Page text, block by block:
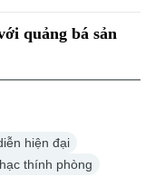
quảng bá sản
hiện đại
thính phòng